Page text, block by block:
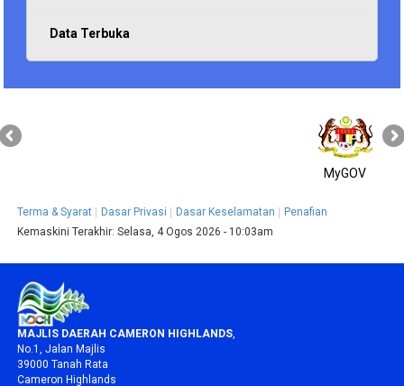
Data Terbuka
MyGOV
Terma & Syarat Dasar Privasi Dasar Keselamatan
Penafian
Kemaskini Terakhir:Selasa, 4 Ogos 2026 - 10:03am
MAJLIS DAERAH CAMERON HIGHLANDS,
No.1, Jalan Majlis
39000 Tanah Rata
Cameron Highlands